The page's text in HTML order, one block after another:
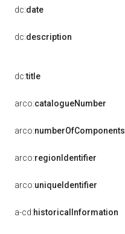
dc:date
dc:description
dc:title
arco:catalogueNumber
arco:numberOfComponents
arco:regionIdentifier
arco:uniqueIdentifier
a-cd:historicalInformation